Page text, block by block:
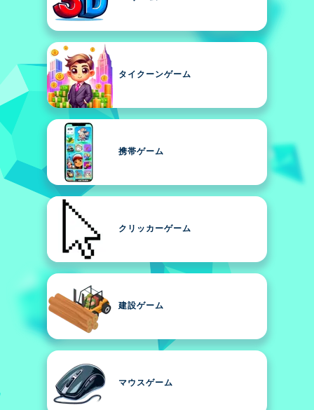
タイクーンゲーム
携帯ゲーム
クリッカーゲーム
建設ゲーム
マウスゲーム